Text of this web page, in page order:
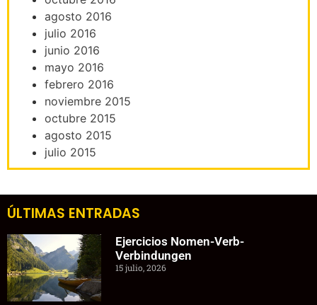
agosto 2016
julio 2016
junio 2016
mayo 2016
febrero 2016
noviembre 2015
octubre 2015
agosto 2015
julio 2015
ÚLTIMAS ENTRADAS
Ejercicios Nomen-Verb-
Verbindungen
15 julio, 2026